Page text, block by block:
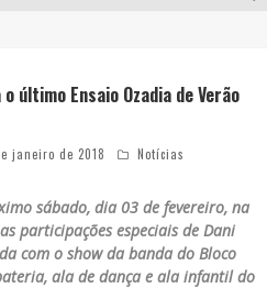
último Ensaio Ozadia de Verão
janeiro de 2018 Notícias
sábado, dia 03 de fevereiro, na
participações especiais de Dani
com o show da banda do Bloco
ala de dança e ala infantil do